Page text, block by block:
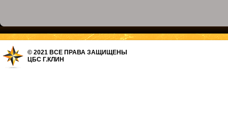
© 2021 ВСЕ ПРАВА ЗАЩИЩЕНЫ
ЦБС Г.КЛИН